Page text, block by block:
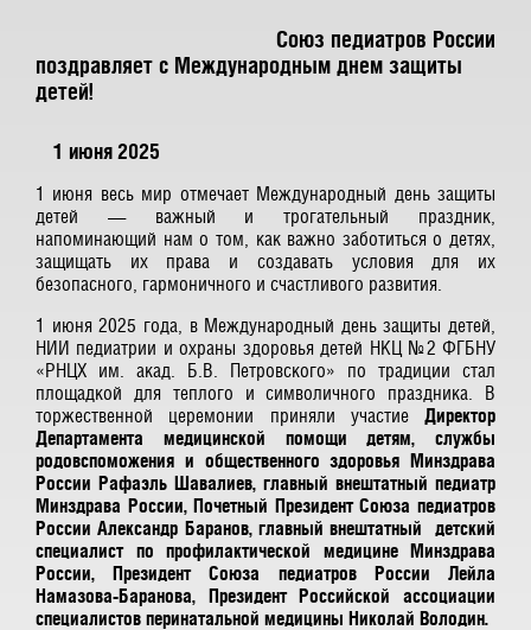
Союз педиатров России
поздравляет с Международным днем защиты
детей!
1 июня 2025
1 июня весь мир отмечает Международный день защиты
детей — важный и трогательный праздник,
напоминающий нам о том, как важно заботиться о детях,
защищать их права и создавать условия для их
безопасного, гармоничного и счастливого развития.
1 июня 2025 года, в Международный день защиты детей,
НИИ педиатрии и охраны здоровья детей НКЦ №2 ФГБНУ
«РНЦХ им. акад. Б.В. Петровского» по традиции стал
площадкой для теплого и символичного праздника. В
торжественной церемонии приняли участие Директор
Департамента медицинской помощи детям, службы
родовспоможения и общественного здоровья Минздрава
России Рафаэль Шавалиев, главный внештатный педиатр
Минздрава России, Почетный Президент Союза педиатров
России Александр Баранов, главный внештатный детский
специалист по профилактической медицине Минздрава
России, Президент Союза педиатров России Лейла
Намазова-Баранова, Президент Российской ассоциации
специалистов перинатальной медицины Николай Володин.